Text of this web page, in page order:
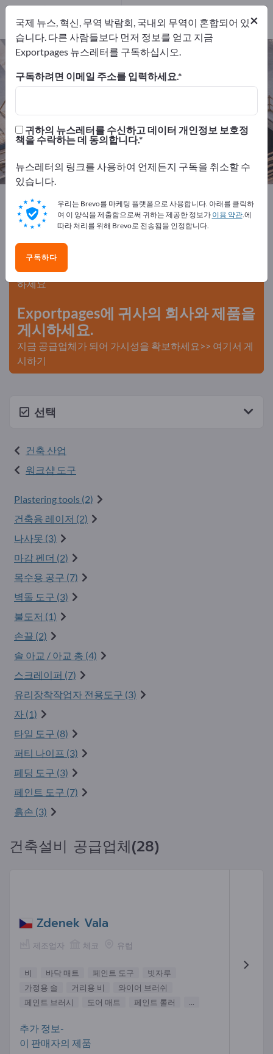
건축설비 – 제조업체 및 공급업체 찾
기
유통업체
제조업체25
유통업체3
Exportpages 건축 산업 건축설비
요!
수요 – 공급 – 중고품 – 비즈니스 연락처 >> 여기서 시작
하세요
Exportpages에 귀사의 회사와 제품을
게시하세요.
지금 공급업체가 되어 가시성을 확보하세요>> 여기서 게
시하기
선택
건축 산업
워크샵 도구
Plastering tools (2)
건축용 레이저 (2)
나사못 (3)
마감 펜더 (2)
목수용 공구 (7)
벽돌 도구 (3)
불도저 (1)
손끌 (2)
솔 아교 / 아교 총 (4)
스크레이퍼 (7)
유리장착작업자 전용도구 (3)
자 (1)
타일​​ 도구 (8)
퍼티 나이프 (3)
페딩 도구 (3)
페인트 도구 (7)
흙손 (3)
건축설비 공급업체(28)
Zdenek Vala
제조업자 체코 유럽
비 바닥 매트 페인트 도구
빗자루
가정용 솔
거리용 비
와이어 브러쉬
페인트 브러시
도어 매트 페인트 롤러 ...
추가 정보-
이 판매자의 제품
×
국제 뉴스, 혁신, 무역 박람회, 국내외 무역이 혼합되어 있
습니다. 다른 사람들보다 먼저 정보를 얻고 지금
Exportpages 뉴스레터를 구독하십시오.
구독하려면 이메일 주소를 입력하세요.
귀하의 뉴스레터를 수신하고 데이터 개인정보 보호정
책을 수락하는 데 동의합니다.
뉴스레터의 링크를 사용하여 언제든지 구독을 취소할 수
있습니다.
우리는 Brevo를 마케팅 플랫폼으로 사용합니다. 아래를 클릭하
여 이 양식을 제출함으로써 귀하는 제공한 정보가 이용 약관.에
따라 처리를 위해 Brevo로 전송됨을 인정합니다.
구독하다